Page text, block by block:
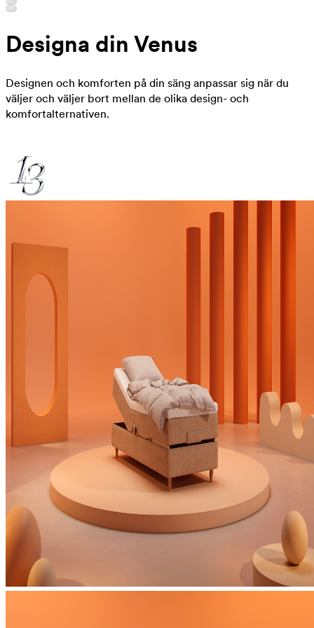
Designa din Venus
Designen och komforten på din säng anpassar sig när du
väljer och väljer bort mellan de olika design- och
komfortalternativen.